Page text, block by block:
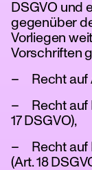
DSGVO und
gegenüber
Vorliegen
Vorschriften
– Recht auf
– Recht auf
17 DSGVO),
– Recht auf
(Art. 18